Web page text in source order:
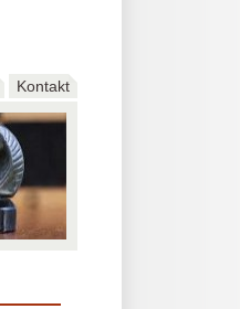
Kontakt